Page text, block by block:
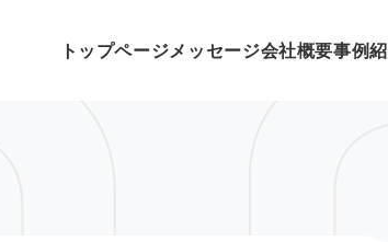
トップページメッセージ会社概要事例